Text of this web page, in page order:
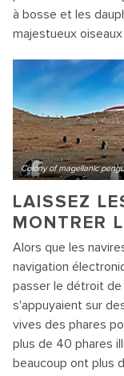
à bosse et les
majestueux
Colony of magellanic
LAISSEZ
MONTRER
Alors que les
navigation
passer le détroit de
s'appuyaient sur
vives des phares
plus de 40 phares
beaucoup ont plus